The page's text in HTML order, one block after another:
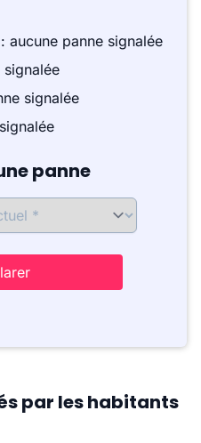
: aucune panne signalée
signalée
signalée
panne
par les habitants